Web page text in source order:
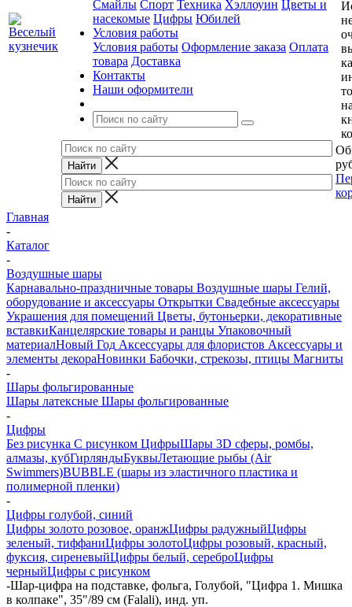
Смайлы Спорт Техника Хэллоуин Цветы и
насекомые Цифры Юбилей
Условия работы
Условия работы Оформление заказа Оплата
товара Доставка
Контакты
Наши оформители
Главная
-
Каталог
-
Воздушные шары
Карнавально-праздничные товары Воздушные шары Гелий,
оборудование и аксессуары Открытки Свадебные аксессуары
Украшения для помещений Цветы, бутоньерки, декоративные
вставкиКанцелярские товары и ранцы Упаковочный
материалНовый Год Аксессуары для флористов Аксессуары и
элементы декораНовинки Бабочки, стрекозы, птицы Магниты
-
Шары фольгированные
Шары латексные Шары фольгированные
-
Цифры
Без рисунка С рисунком ЦифрыШары 3D сферы, ромбы,
алмазы, кубГирляндыБуквыЛетающие рыбы (Air
Swimmers)BUBBLE (шары из эластичного пластика и
полимерной пленки)
-
Цифры голубой, синий
Цифры золото розовое, оранжЦифры радужныйЦифры
зеленый, тиффаниЦифры золотоЦифры розовый, красный,
фуксия, сиреневыйЦифры белый, сереброЦифры
черныйЦифры с рисунком
-Шар-цифра на подставке, фольга, Голубой, "Цифра 1. Мишка
в колпаке", 35"/89 см (Falali), инд. уп.